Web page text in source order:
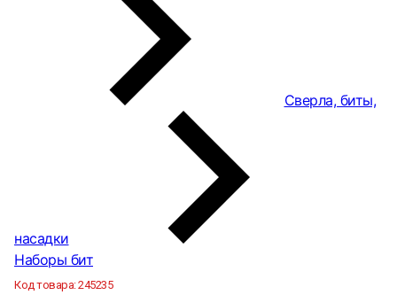
Сверла, биты,
насадки
Наборы бит
Код товара:245235